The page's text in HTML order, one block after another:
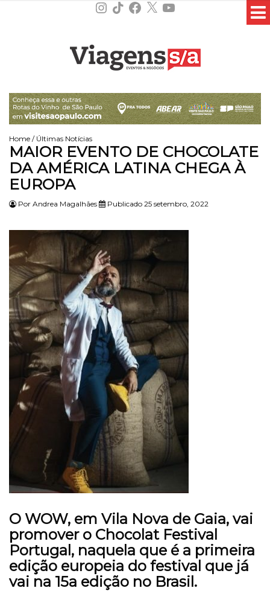
Instagram
TikTokFacebook
X YouTube
Home / Últimas Notícias
MAIOR EVENTO DE CHOCOLATE
DA AMÉRICA LATINA CHEGA À
EUROPA
Por Andrea Magalhães Publicado 25 setembro, 2022
O WOW, em Vila Nova de Gaia, vai
promover o Chocolat Festival
Portugal, naquela que é a primeira
edição europeia do festival que já
vai na 15a edição no Brasil.